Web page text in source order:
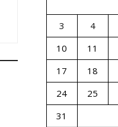
3
4
10
11
17
18
24
25
31